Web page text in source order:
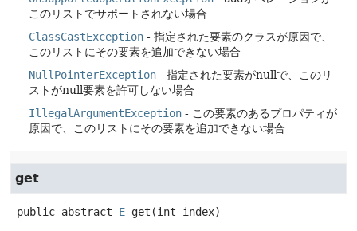
このリストでサポートされない場合
ClassCastException - 指定された要素のクラスが原因で、
このリストにその要素を追加できない場合
NullPointerException - 指定された要素がnullで、このリ
ストがnull要素を許可しない場合
IllegalArgumentException - この要素のあるプロパティが
原因で、このリストにその要素を追加できない場合
get
public abstract E get (int index)